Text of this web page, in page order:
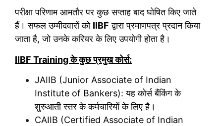
परीक्षा परिणाम आमतौर पर कुछ सप्ताह बाद घोषित किए जाते
हैं। सफल उम्मीदवारों को IIBF द्वारा प्रमाणपत्र प्रदान किया
जाता है, जो उनके करियर के लिए उपयोगी होता है।
IIBF Training के कुछ प्रमुख कोर्स:
JAIIB (Junior Associate of Indian
Institute of Bankers): यह कोर्स बैंकिंग के
शुरुआती स्तर के कर्मचारियों के लिए है।
CAIIB (Certified Associate of Indian